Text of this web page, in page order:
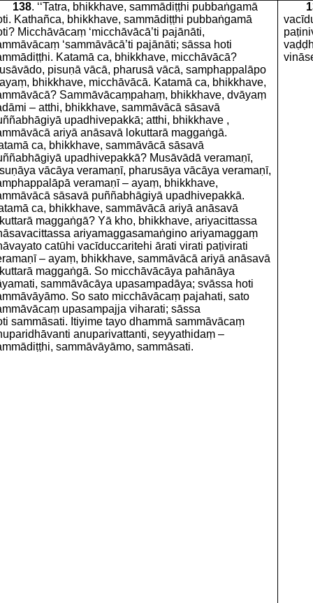
138. ‘‘Tatra, bhikkhave, sammādiṭṭhi pubbaṅgamā
Kathañca, bhikkhave, sammādiṭṭhi pubbaṅgamā
Micchāvācaṃ ‘micchāvācā’ti pajānāti,
‘sammāvācā’ti pajānāti; sāssa hoti
Katamā ca, bhikkhave, micchāvācā?
pisuṇā vācā, pharusā vācā, samphappalāpo
bhikkhave, micchāvācā. Katamā ca, bhikkhave,
Sammāvācaṃpahaṃ, bhikkhave, dvāyaṃ
– atthi, bhikkhave, sammāvācā sāsavā
upadhivepakkā; atthi, bhikkhave ,
ariyā anāsavā lokuttarā maggaṅgā.
ca, bhikkhave, sammāvācā sāsavā
upadhivepakkā? Musāvādā veramaṇī,
vācāya veramaṇī, pharusāya vācāya veramaṇī,
veramaṇī – ayaṃ, bhikkhave,
sāsavā puññabhāgiyā upadhivepakkā.
ca, bhikkhave, sammāvācā ariyā anāsavā
maggaṅgā? Yā kho, bhikkhave, ariyacittassa
ariyamaggasamaṅgino ariyamaggaṃ
catūhi vacīduccaritehi ārati virati paṭivirati
– ayaṃ, bhikkhave, sammāvācā ariyā anāsavā
maggaṅgā. So micchāvācāya pahānāya
sammāvācāya upasampadāya; svāssa hoti
So sato micchāvācaṃ pajahati, sato
upasampajja viharati; sāssa
sammāsati. Itiyime tayo dhammā sammāvācaṃ
anuparivattanti, seyyathidaṃ –
sammāvāyāmo, sammāsati.